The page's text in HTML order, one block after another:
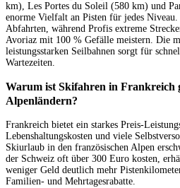
km), Les Portes du Soleil (580 km) und
enorme Vielfalt an Pisten für jedes
Abfahrten, während Profis extreme
Avoriaz mit 100 % Gefälle meistern. Die
leistungsstarken Seilbahnen sorgt für
Wartezeiten.
Warum ist Skifahren in Frankreich
Alpenländern?
Frankreich bietet ein starkes Preis-
Lebenshaltungskosten und viele
Skiurlaub in den französischen Alpen
der Schweiz oft über 300 Euro kosten,
weniger Geld deutlich mehr
Familien- und Mehrtagesrabatte.